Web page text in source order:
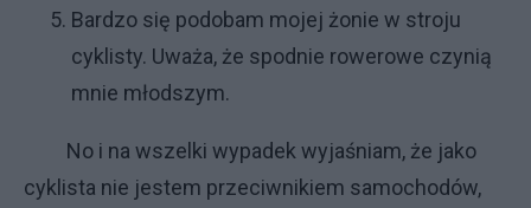
Bardzo się podobam mojej żonie w stroju
cyklisty. Uważa, że spodnie rowerowe czynią
mnie młodszym.
No i na wszelki wypadek wyjaśniam, że jako
cyklista nie jestem przeciwnikiem samochodów,